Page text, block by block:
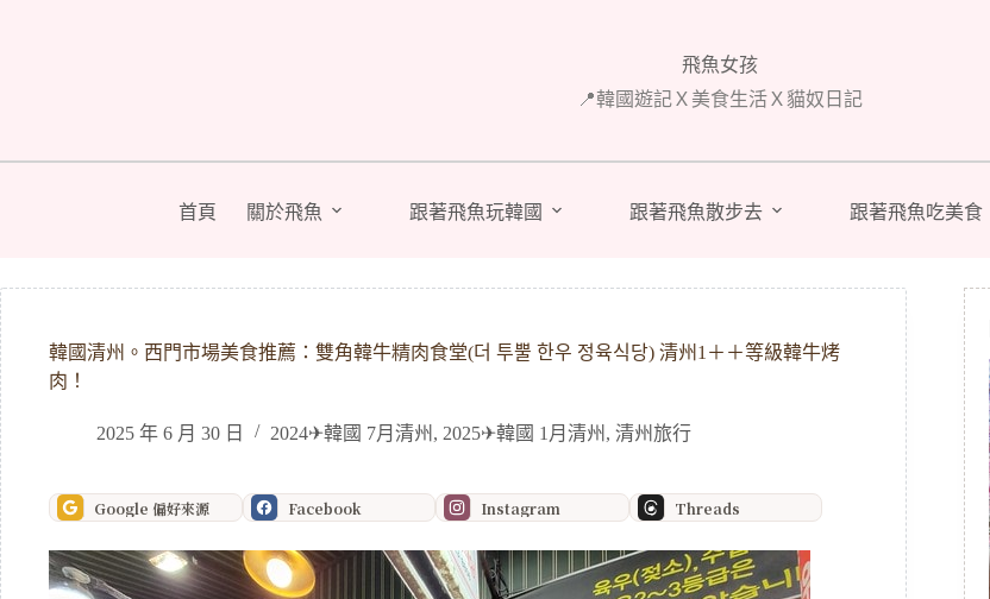
容
飛魚女孩
📍韓國遊記Ｘ美食生活Ｘ貓奴日記
首頁 關於飛魚 跟著飛魚玩韓國 跟著飛魚散步去 跟著飛魚吃美食
韓國清州。西門市場美食推薦：雙角韓牛精肉食堂(더 투뿔 한우 정육식당) 清州1＋＋等級韓牛烤
肉！
2025 年 6 月 30 日 2024✈韓國 7月清州 , 2025✈韓國 1月清州 , 清州旅行
Google 偏好來源 Facebook Instagram Threads